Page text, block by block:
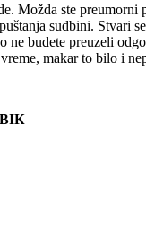
Možda ste preumorni
sudbini. Stvari
ne budete preuzeli
makar to bilo i